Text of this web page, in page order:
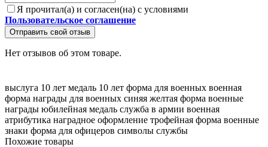
Я прочитал(а) и согласен(на) с условиями
Пользовательское соглашение
Отправить свой отзыв
Нет отзывов об этом товаре.
выслуга 10 лет медаль 10 лет форма для военных военная
форма награды для военных синяя желтая форма военные
награды юбилейная медаль служба в армии военная
атрибутика наградное оформление трофейная форма военные
знаки форма для офицеров символы службы
Похожие товары